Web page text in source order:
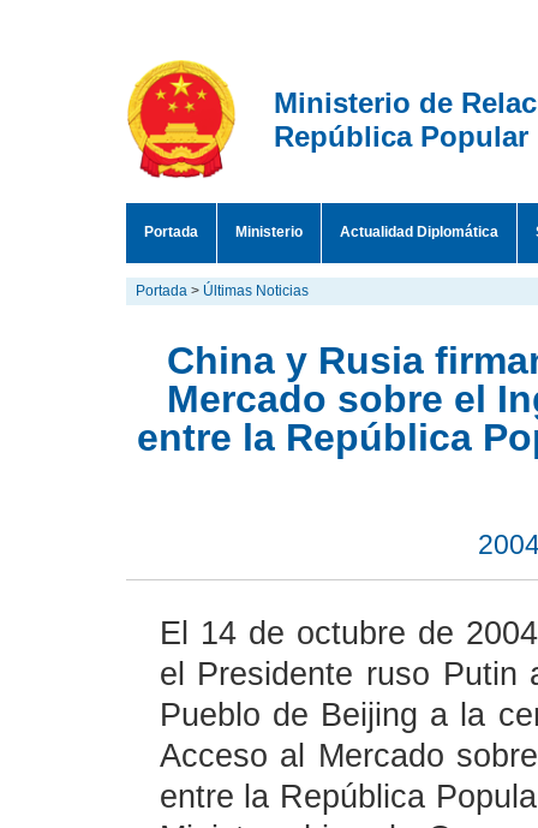
Ministerio de
República Popular
Portada Ministerio Actualidad Diplomática
Portada > Últimas Noticias
China y Rusia
Mercado sobre el
entre la República
El 14 de octubre de
el Presidente ruso Putin
Pueblo de Beijing a la
Acceso al Mercado
entre la República